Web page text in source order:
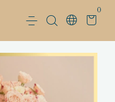
0